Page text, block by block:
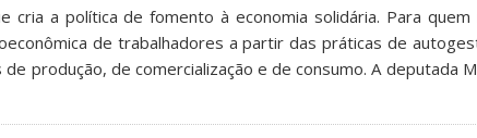
cria a política de fomento à economia solidária. Para quem
de trabalhadores a partir das práticas de
produção, de comercialização e de consumo. A deputada